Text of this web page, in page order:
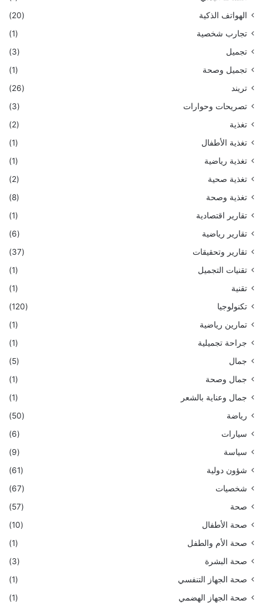
الهواتف الذكية
(20)
تجارب شخصية
(1)
تجميل
(3)
تجميل وصحة
(1)
تريند
(26)
تصريحات وحوارات
(3)
تغذية
(2)
تغذية الأطفال
(1)
تغذية رياضية
(1)
تغذية صحية
(2)
تغذية وصحة
(8)
تقارير اقتصادية
(1)
تقارير رياضية
(6)
تقارير وتحقيقات
(37)
تقنيات التجميل
(1)
تقنية
(1)
تكنولوجيا
(120)
تمارين رياضية
(1)
جراحة تجميلية
(1)
جمال
(5)
جمال وصحة
(1)
جمال وعناية بالشعر
(1)
رياضة
(50)
سيارات
(6)
سياسة
(9)
شؤون دولية
(61)
شخصيات
(67)
صحة
(57)
صحة الأطفال
(10)
صحة الأم والطفل
(1)
صحة البشرة
(3)
صحة الجهاز التنفسي
(1)
صحة الجهاز الهضمي
(1)